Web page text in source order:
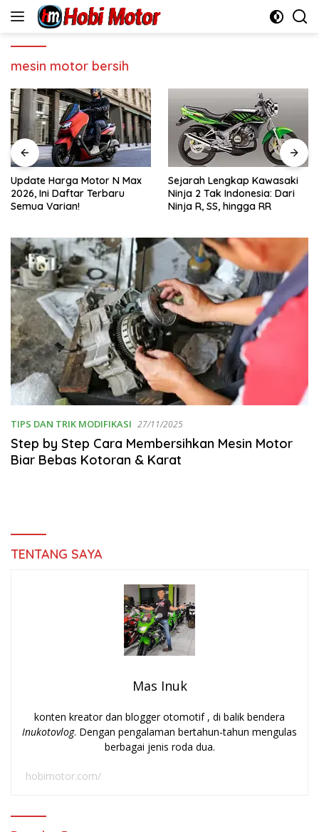
mesin motor bersih
Update Harga Motor N Max
2026, Ini Daftar Terbaru
Semua Varian!
Sejarah Lengkap Kawasaki
Ninja 2 Tak Indonesia: Dari
Ninja R, SS, hingga RR
TIPS DAN TRIK MODIFIKASI 27/11/2025
Step by Step Cara Membersihkan Mesin Motor
Biar Bebas Kotoran & Karat
TENTANG SAYA
Mas Inuk
konten kreator dan blogger otomotif , di balik bendera
Inukotovlog. Dengan pengalaman bertahun-tahun mengulas
berbagai jenis roda dua.
hobimotor.com/